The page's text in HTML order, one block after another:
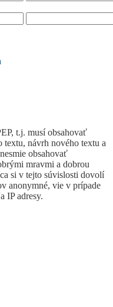
t.j. musí obsahovať
návrh nového textu a
obsahovať
mravmi a dobrou
si v tejto súvislosti dovolí
anonymné, vie v prípade
IP adresy.